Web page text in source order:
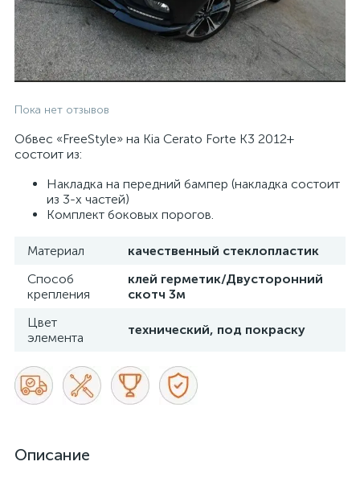
Пока нет отзывов
Обвес «FreeStyle» на Kia Cerato Forte K3 2012+
состоит из:
Накладка на передний бампер (накладка состоит
из 3-х частей)
Комплект боковых порогов.
Материал
качественный стеклопластик
Способ
крепления
клей герметик/Двусторонний
скотч 3м
Цвет
элемента
технический, под покраску
Описание